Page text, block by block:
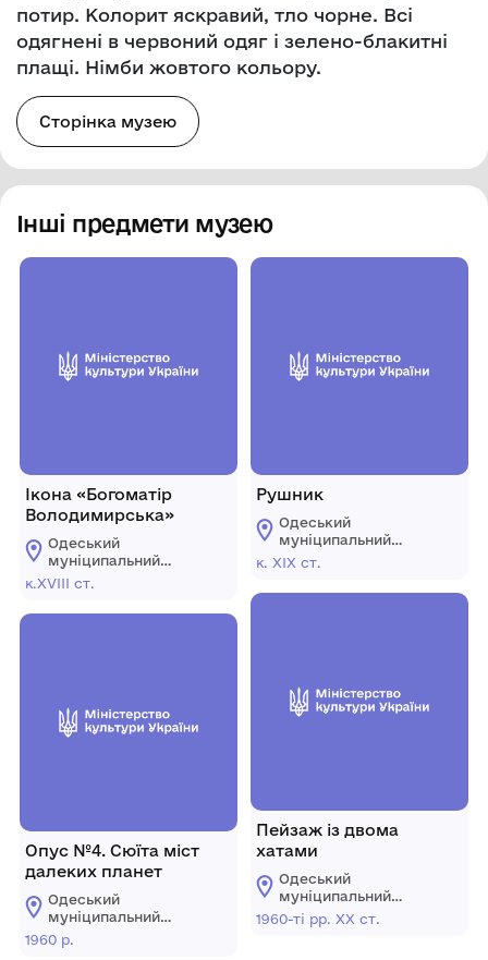
потир. Колорит яскравий, тло чорне. Всі
одягнені в червоний одяг і зелено-блакитні
плащі. Німби жовтого кольору.
Сторінка музею
Інші предмети музею
Ікона «Богоматір
Володимирська»
Одеський
муніципальний
музей особистих
Блещунова
к.ХVIII ст.
Опус №4. Сюїта міст
далеких планет
Одеський
муніципальний
музей особистих
колекцій імені О.В.
1960 р.
Рушник
Одеський
муніципальний
музей особистих
Блещунова
к. ХІХ ст.
Пейзаж із двома
хатами
Одеський
муніципальний
музей особистих
колекцій імені О.В.
1960-ті рр. ХХ ст.